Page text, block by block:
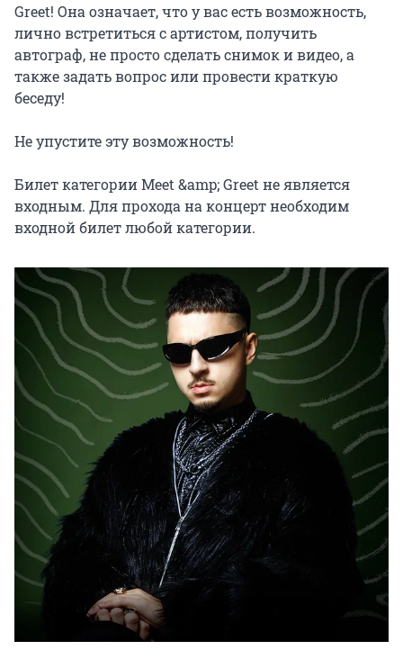
Greet! Она означает, что у вас есть возможность,
лично встретиться с артистом, получить
автограф, не просто сделать снимок и видео, а
также задать вопрос или провести краткую
беседу!
Не упустите эту возможность!
Билет категории Meet &amp; Greet не является
входным. Для прохода на концерт необходим
входной билет любой категории.